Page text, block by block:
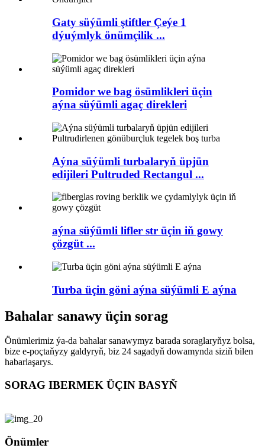
Gaty süýümli ştiftler Çeýe 1
dýuýmlyk önümçilik ...
Pomidor we bag ösümlikleri üçin
aýna süýümli agaç direkleri
Aýna süýümli turbalaryň üpjün
edijileri Pultruded Rectangul ...
aýna süýümli lifler str üçin iň gowy
çözgüt ...
Turba üçin göni aýna süýümli E aýna
Bahalar sanawy üçin sorag
Önümlerimiz ýa-da bahalar sanawymyz barada soraglaryňyz bolsa,
bize e-poçtaňyzy galdyryň, biz 24 sagadyň dowamynda siziň bilen
habarlaşarys.
SORAG IBERMEK ÜÇIN BASYŇ
Önümler